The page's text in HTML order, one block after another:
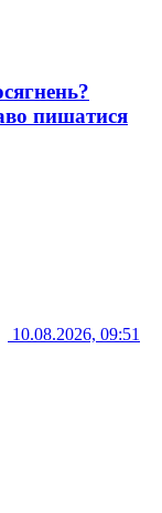
пишатися
10.08.2026, 09:51